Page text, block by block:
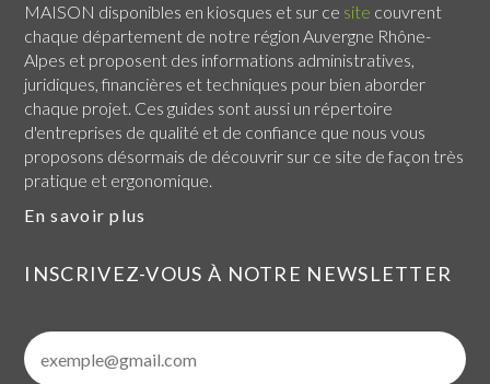
MAISON disponibles en kiosques et sur ce site couvrent
chaque département de notre région Auvergne Rhône-
Alpes et proposent des informations administratives,
juridiques, financières et techniques pour bien aborder
chaque projet. Ces guides sont aussi un répertoire
d'entreprises de qualité et de confiance que nous vous
proposons désormais de découvrir sur ce site de façon très
pratique et ergonomique.
En savoir plus
INSCRIVEZ-VOUS À NOTRE NEWSLETTER